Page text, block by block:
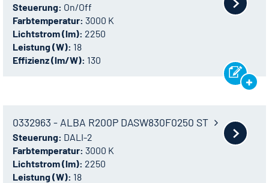
Steuerung: On/Off
Farbtemperatur: 3000 K
Lichtstrom (lm): 2250
Leistung (W): 18
Effizienz (lm/W): 130
0332963 - ALBA R200P DASW830F0250 ST
Steuerung: DALI-2
Farbtemperatur: 3000 K
Lichtstrom (lm): 2250
Leistung (W): 18